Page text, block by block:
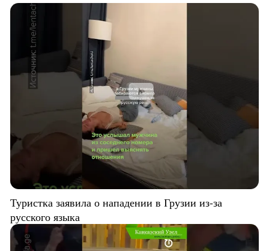
Туристка заявила о нападении в Грузии из-за
русского языка